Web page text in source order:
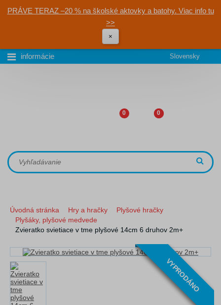
PRÁVE TERAZ –20 % na školské aktovky a batohy. Viac info tu
>>
×
informácie Slovensky
0 0
Úvodná stránka Hry a hračky
Plyšové hračky
Plyšáky, plyšové medvede
Zvieratko svietiace v tme plyšové 14cm 6 druhov 2m+
VYPRODÁNO